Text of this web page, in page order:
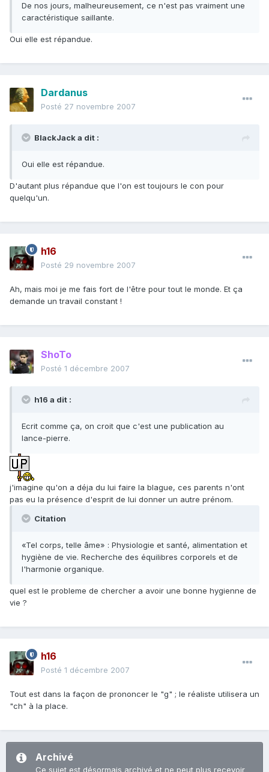
De nos jours, malheureusement, ce n'est pas vraiment une
caractéristique saillante.
Oui elle est répandue.
Dardanus
Posté 27 novembre 2007
BlackJack a dit :
Oui elle est répandue.
D'autant plus répandue que l'on est toujours le con pour
quelqu'un.
h16
Posté 29 novembre 2007
Ah, mais moi je me fais fort de l'être pour tout le monde. Et ça
demande un travail constant !
ShoTo
Posté 1 décembre 2007
h16 a dit :
Ecrit comme ça, on croit que c'est une publication au
lance-pierre.
j'imagine qu'on a déja du lui faire la blague, ces parents n'ont
pas eu la présence d'esprit de lui donner un autre prénom.
Citation
«Tel corps, telle âme» : Physiologie et santé, alimentation et
hygiène de vie. Recherche des équilibres corporels et de
l'harmonie organique.
quel est le probleme de chercher a avoir une bonne hygienne de
vie ?
h16
Posté 1 décembre 2007
Tout est dans la façon de prononcer le "g" ; le réaliste utilisera un
"ch" à la place.
Archivé
Ce sujet est désormais archivé et ne peut plus recevoir